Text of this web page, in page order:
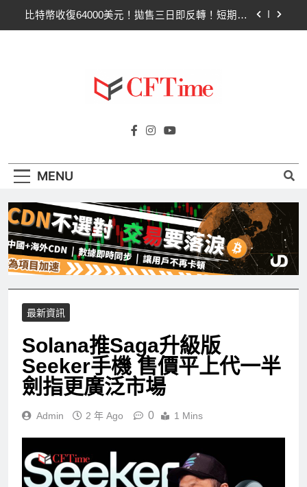
比特幣收復64000美元！拋售三日即反轉！短期持
CLARITY法案最後闖關！開發者免責與總統道德條
款成兩大障礙
比特幣收復64000美元！拋售三日即反轉！短期持
比特幣ETF三日吸金6.26億美元！貝萊德IBIT獨佔
款成兩大障礙
Cftime.io
AI（ChatGPT）、區塊鏈、NFT、加密貨
MENU
最新資訊
Solana推Saga升級版
Seeker手機 售價平上代一半
劍指更廣泛市場
Admin 2 年 Ago 0 1 Mins